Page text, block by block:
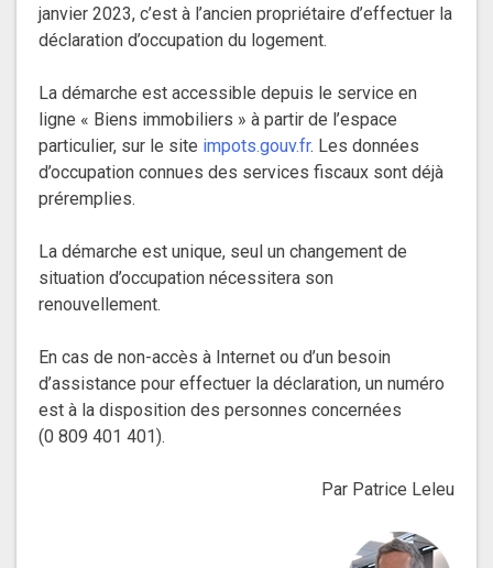
janvier 2023, c’est à l’ancien propriétaire d’effectuer la
déclaration d’occupation du logement.
La démarche est accessible depuis le service en
ligne « Biens immobiliers » à partir de l’espace
particulier, sur le site impots.gouv.fr. Les données
d’occupation connues des services fiscaux sont déjà
préremplies.
La démarche est unique, seul un changement de
situation d’occupation nécessitera son
renouvellement.
En cas de non-accès à Internet ou d’un besoin
d’assistance pour effectuer la déclaration, un numéro
est à la disposition des personnes concernées
(0 809 401 401).
Par Patrice Leleu